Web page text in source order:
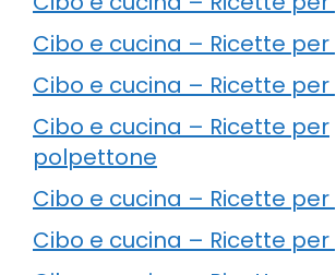
Cibo e cucina – Ricette per
Cibo e cucina – Ricette
Cibo e cucina – Ricette per
polpettone
Cibo e cucina – Ricette
Cibo e cucina – Ricette